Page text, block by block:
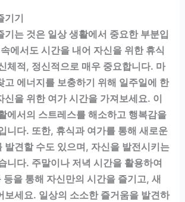
기기
기는 것은 일상 생활에서 중요한 부분입
에서도 시간을 내어 자신을 위한 휴식
체적, 정신적으로 매우 중요합니다. 마
고 에너지를 보충하기 위해 일주일에 한
신을 위한 여가 시간을 가져보세요. 이
에서의 스트레스를 해소하고 행복감을
니다. 또한, 휴식과 여가를 통해 새로운
발견할 수도 있으며, 자신을 발전시키는
니다. 주말이나 저녁 시간을 활용하여
을 통해 자신만의 시간을 즐기고, 새
보세요. 일상의 소소한 즐거움을 발견하